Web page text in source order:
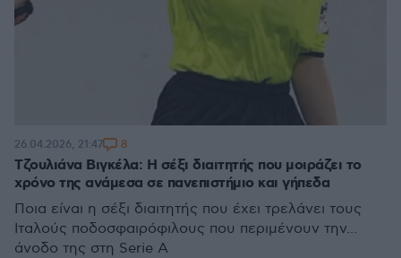
Τζουλιάνα Βιγκέλα: Η σέξι διαιτητής που μοιράζει το
χρόνο της ανάμεσα σε πανεπιστήμιο και γήπεδα
Ποια είναι η σέξι διαιτητής που έχει τρελάνει τους
Ιταλούς ποδοσφαιρόφιλους που περιμένουν την...
άνοδο της στη Serie Α
26.04.2026, 21:47 8